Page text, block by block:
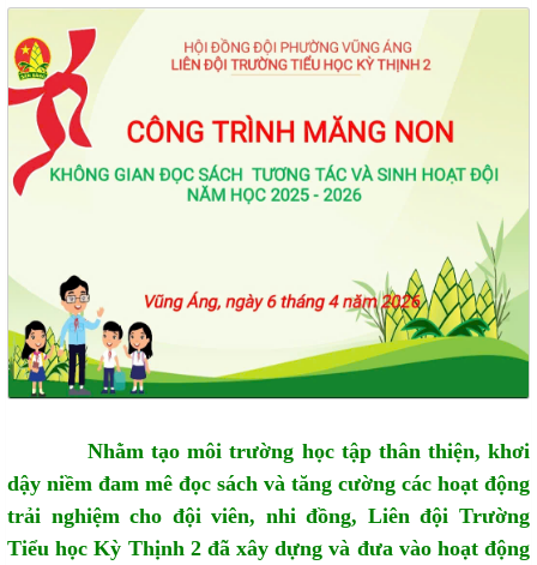
Nhằm tạo môi trường học tập thân thiện, khơi
dậy niềm đam mê đọc sách và tăng cường các hoạt động
trải nghiệm cho đội viên, nhi đồng, Liên đội Trường
Tiểu học Kỳ Thịnh 2 đã xây dựng và đưa vào hoạt động